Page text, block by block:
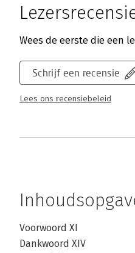
Wees de eerste die een
Schrijf een recensie
Lees ons recensiebeleid
Voorwoord XI
Dankwoord XIV